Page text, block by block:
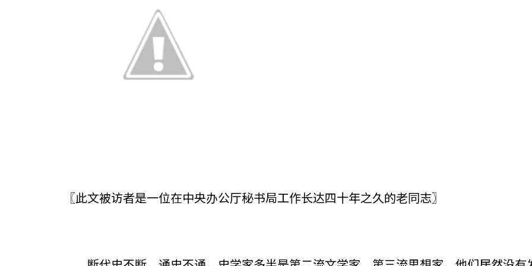
〖此文被访者是一位在中央办公厅秘书局工作长达四十年之久的老同志〗